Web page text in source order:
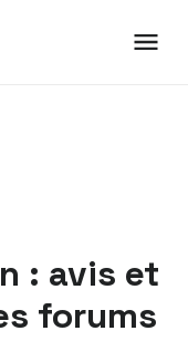
: avis et
forums